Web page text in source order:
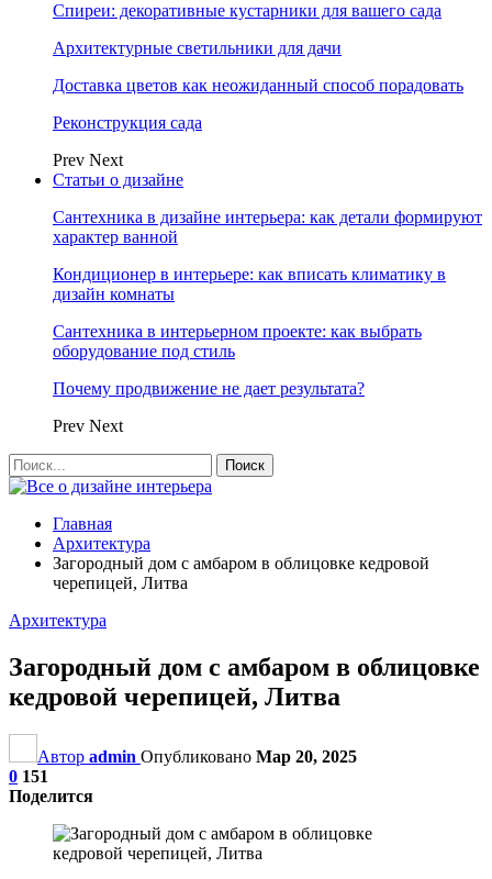
Спиреи: декоративные кустарники для вашего сада
Архитектурные светильники для дачи
Доставка цветов как неожиданный способ порадовать
Реконструкция сада
Prev Next
Статьи о дизайне
Сантехника в дизайне интерьера: как детали формируют
характер ванной
Кондиционер в интерьере: как вписать климатику в
дизайн комнаты
Сантехника в интерьерном проекте: как выбрать
оборудование под стиль
Почему продвижение не дает результата?
Prev Next
Главная
Архитектура
Загородный дом с амбаром в облицовке кедровой
черепицей, Литва
Архитектура
Загородный дом с амбаром в облицовке
кедровой черепицей, Литва
Автор admin Опубликовано Мар 20, 2025
0 151
Поделится